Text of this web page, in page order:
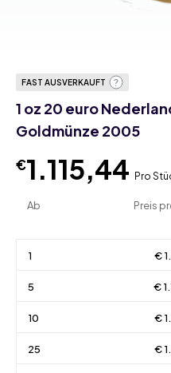
FAST AUSVERKAUFT
1 oz 20 euro
Goldmünze 2005
€1.115,44 Pro
Ab Preis
1 €
5 €
10 €
25 €